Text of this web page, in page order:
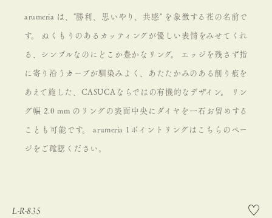
arumeria は、"勝利、思いやり、共感" を象徴する花の名前で
す。 ぬくもりのあるカッティングが優しい表情をみせてくれ
る、シンプルなのにどこか豊かなリング。 エッジを残さず指
に寄り沿うカーブが馴染みよく、あたたかみのある削り痕を
あえて施した、CASUCAならではの有機的なデザイン。 リン
グ幅 2.0 mm のリングの表面中央にダイヤを一石お留めする
ことも可能です。 arumeria 1ポイントリングは こちらのペー
ジ をご確認ください。
L-R-835